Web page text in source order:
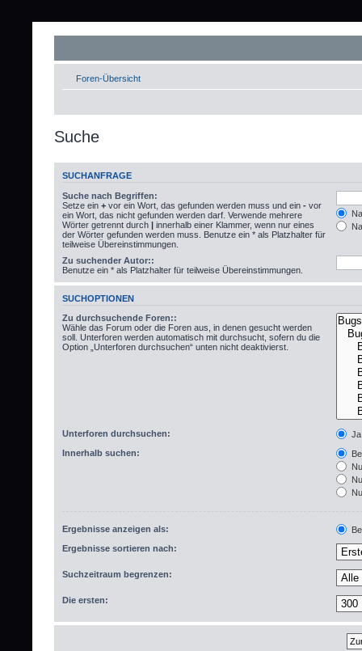
Foren-Übersicht
Suche
SUCHANFRAGE
Suche nach Begriffen:
Setze ein + vor ein Wort, das gefunden werden muss und ein - vor
ein Wort, das nicht gefunden werden darf. Verwende mehrere
Wörter getrennt durch | innerhalb einer Klammer, wenn nur eines
der Wörter gefunden werden muss. Benutze ein * als Platzhalter für
teilweise Übereinstimmungen.
Zu suchender Autor::
Benutze ein * als Platzhalter für teilweise Übereinstimmungen.
SUCHOPTIONEN
Zu durchsuchende Foren::
Wähle das Forum oder die Foren aus, in denen gesucht werden
soll. Unterforen werden automatisch mit durchsucht, sofern du die
Option „Unterforen durchsuchen“ unten nicht deaktivierst.
Unterforen durchsuchen:
Ja
Innerhalb suchen:
Ergebnisse anzeigen als:
Ergebnisse sortieren nach:
Suchzeitraum begrenzen:
Die ersten: